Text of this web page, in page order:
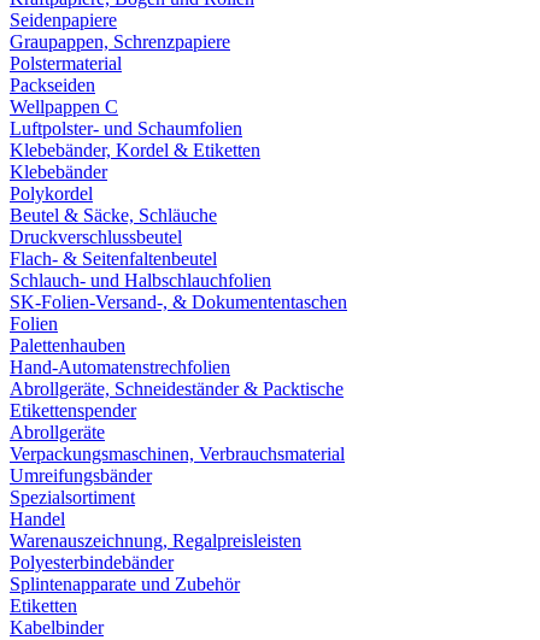
Seidenpapiere
Graupappen, Schrenzpapiere
Polstermaterial
Packseiden
Wellpappen C
Luftpolster- und Schaumfolien
Klebebänder, Kordel & Etiketten
Klebebänder
Polykordel
Beutel & Säcke, Schläuche
Druckverschlussbeutel
Flach- & Seitenfaltenbeutel
Schlauch- und Halbschlauchfolien
SK-Folien-Versand-, & Dokumententaschen
Folien
Palettenhauben
Hand-Automatenstrechfolien
Abrollgeräte, Schneideständer & Packtische
Etikettenspender
Abrollgeräte
Verpackungsmaschinen, Verbrauchsmaterial
Umreifungsbänder
Spezialsortiment
Handel
Warenauszeichnung, Regalpreisleisten
Polyesterbindebänder
Splintenapparate und Zubehör
Etiketten
Kabelbinder